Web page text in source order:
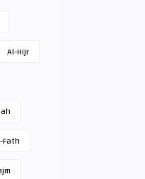
Al-Hijr
Fath